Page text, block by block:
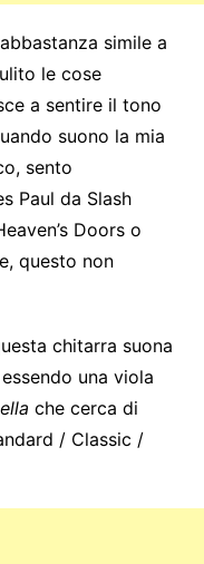
simile a
le cose
a sentire il tono
suono la mia
sento
Paul da Slash
Doors o
questo non
chitarra suona
una viola
ella che cerca di
/ Classic /